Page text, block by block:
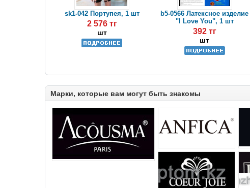
sk1-042 Портупея, 1 шт
2 576 тг
шт
b5-0566 Латексное изделие
"I Love You", 1 шт
392 тг
шт
Марки, которые вам могут быть знакомы